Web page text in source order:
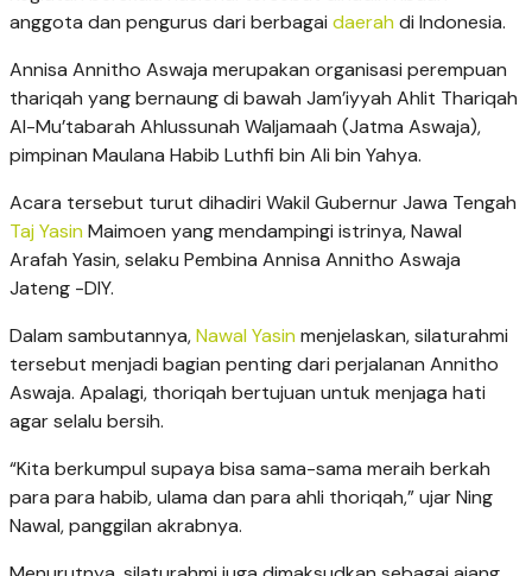
anggota dan pengurus dari berbagai daerah di Indonesia.
Annisa Annitho Aswaja merupakan organisasi perempuan
thariqah yang bernaung di bawah Jam’iyyah Ahlit Thariqah
Al-Mu’tabarah Ahlussunah Waljamaah (Jatma Aswaja),
pimpinan Maulana Habib Luthfi bin Ali bin Yahya.
Acara tersebut turut dihadiri Wakil Gubernur Jawa Tengah
Taj Yasin Maimoen yang mendampingi istrinya, Nawal
Arafah Yasin, selaku Pembina Annisa Annitho Aswaja
Jateng -DIY.
Dalam sambutannya,Nawal Yasin menjelaskan, silaturahmi
tersebut menjadi bagian penting dari perjalanan Annitho
Aswaja. Apalagi, thoriqah bertujuan untuk menjaga hati
agar selalu bersih.
“Kita berkumpul supaya bisa sama-sama meraih berkah
para para habib, ulama dan para ahli thoriqah,” ujar Ning
Nawal, panggilan akrabnya.